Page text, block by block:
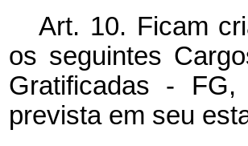
Art. 10. Ficam
os seguintes
Gratificadas -
prevista em seu